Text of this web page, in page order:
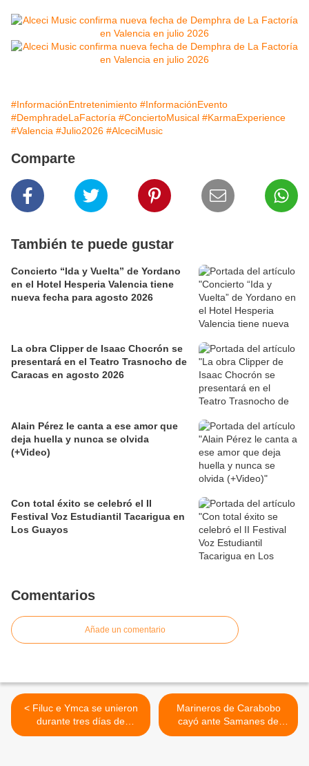
#InformaciónEntretenimiento #InformaciónEvento
#DemphradeLaFactoría #ConciertoMusical #KarmaExperience
#Valencia #Julio2026 #AlceciMusic
Comparte
También te puede gustar
Concierto “Ida y Vuelta” de Yordano
en el Hotel Hesperia Valencia tiene
nueva fecha para agosto 2026
La obra Clipper de Isaac Chocrón se
presentará en el Teatro Trasnocho de
Caracas en agosto 2026
Alain Pérez le canta a ese amor que
deja huella y nunca se olvida
(+Video)
Con total éxito se celebró el II
Festival Voz Estudiantil Tacarigua en
Los Guayos
Comentarios
Añade un comentario
< Filuc e Ymca se unieron
durante tres días de
literatura, educación y
Marineros de Carabobo
cayó ante Samanes de
Aragua como visitante en